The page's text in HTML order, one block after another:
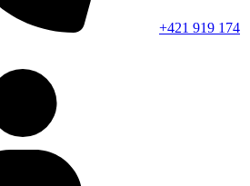
+421 919 174